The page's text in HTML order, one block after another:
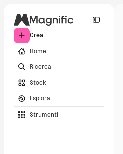
Crea
Home
Ricerca
Stock
Esplora
Strumenti